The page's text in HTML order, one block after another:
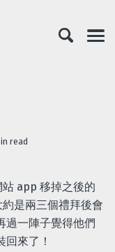
read
app 移掉之後的
是兩三個禮拜後會
過一陣子覺得他們
來了！